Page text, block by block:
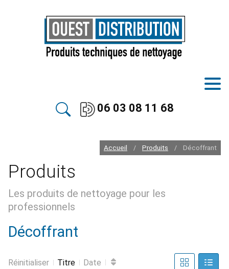
06 03 08 11 68
Accueil / Produits / Décoffrant
Produits
Les produits de nettoyage pour les
professionnels
Décoffrant
Réinitialiser Titre Date